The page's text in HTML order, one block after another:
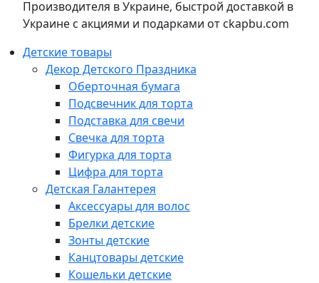
Производителя в Украине, быстрой доставкой в
Украине с акциями и подарками от ckapbu.com
Детские товары
Декор Детского Праздника
Оберточная бумага
Подсвечник для торта
Подставка для свечи
Свечка для торта
Фигурка для торта
Цифра для торта
Детская Галантерея
Аксессуары для волос
Брелки детские
Зонты детские
Канцтовары детские
Кошельки детские